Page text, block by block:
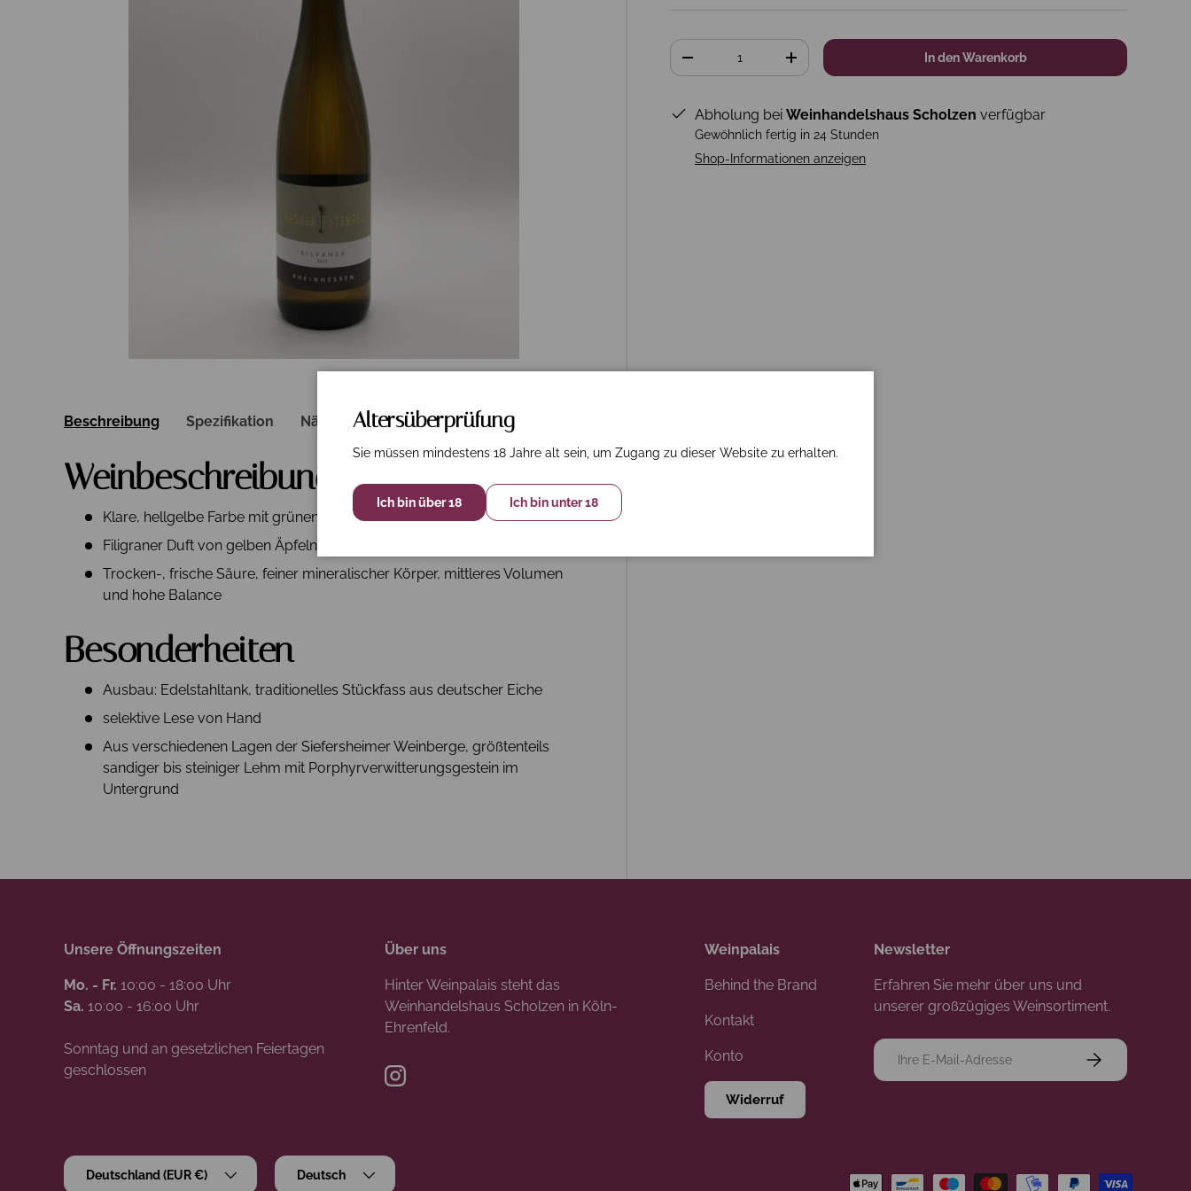
Anzahl
+ In den Warenkorb
Abholung bei Weinhandelshaus Scholzen verfügbar
Gewöhnlich fertig in 24 Stunden
Shop-Informationen anzeigen
Beschreibung Spezifikation Nährwerte
Weinbeschreibung
Klare, hellgelbe Farbe mit grünen Reflexen
Filigraner Duft von gelben Äpfeln, Honigmelone und Quitte
Trocken-, frische Säure, feiner mineralischer Körper, mittleres Volumen
und hohe Balance
Besonderheiten
Ausbau: Edelstahltank, traditionelles Stückfass aus deutscher Eiche
selektive Lese von Hand
Aus verschiedenen Lagen der Siefersheimer Weinberge, größtenteils
sandiger bis steiniger Lehm mit Porphyrverwitterungsgestein im
Untergrund
Altersüberprüfung
Sie müssen mindestens 18 Jahre alt sein, um Zugang zu dieser Website zu erhalten.
Ich bin über 18 Ich bin unter 18
Unsere Öffnungszeiten
Mo. - Fr. 10:00 - 18:00 Uhr
Sa. 10:00 - 16:00 Uhr
Sonntag und an gesetzlichen Feiertagen
geschlossen
Über uns
Hinter Weinpalais steht das
Weinhandelshaus Scholzen in Köln-
Ehrenfeld.
Instagram
Weinpalais
Behind the Brand
Kontakt
Konto
Widerruf
Newsletter
Erfahren Sie mehr über uns und
unserer großzügiges Weinsortiment.
E-Mail
Abonnieren
Land/Region
Deutschland (EUR €)
Sprache
Deutsch